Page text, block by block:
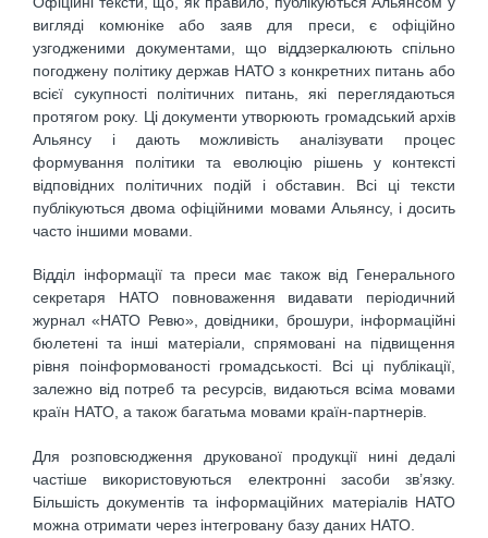
вигляді комюніке або заяв для преси, є офіційно
узгодженими документами, що віддзеркалюють спільно
погоджену політику держав НАТО з конкретних питань або
всієї сукупності політичних питань, які переглядаються
протягом року. Ці документи утворюють громадський архів
Альянсу і дають можливість аналізувати процес
формування політики та еволюцію рішень у контексті
відповідних політичних подій і обставин. Всі ці тексти
публікуються двома офіційними мовами Альянсу, і досить
часто іншими мовами.
Відділ інформації та преси має також від Генерального
секретаря НАТО повноваження видавати періодичний
журнал «НАТО Ревю», довідники, брошури, інформаційні
бюлетені та інші матеріали, спрямовані на підвищення
рівня поінформованості громадськості. Всі ці публікації,
залежно від потреб та ресурсів, видаються всіма мовами
країн НАТО, а також багатьма мовами країн-партнерів.
Для розповсюдження друкованої продукції нині дедалі
частіше використовуються електронні засоби зв’язку.
Більшість документів та інформаційних матеріалів НАТО
можна отримати через інтегровану базу даних НАТО.